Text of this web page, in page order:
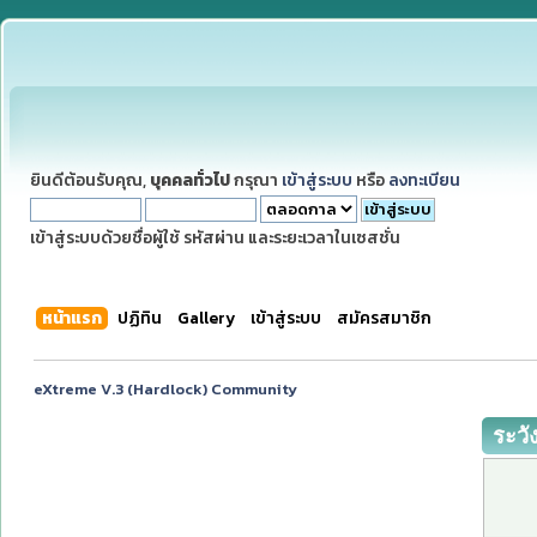
ยินดีต้อนรับคุณ, บุคคลทั่วไปกรุณา เข้าสู่ระบบ หรือ ลงทะเบียน
เข้าสู่ระบบด้วยชื่อผู้ใช้ รหัสผ่าน และระยะเวลาในเซสชั่น
หน้าแรก ปฏิทิน Gallery เข้าสู่ระบบ สมัครสมาชิก
eXtreme V.3 (Hardlock) Community
ระวั